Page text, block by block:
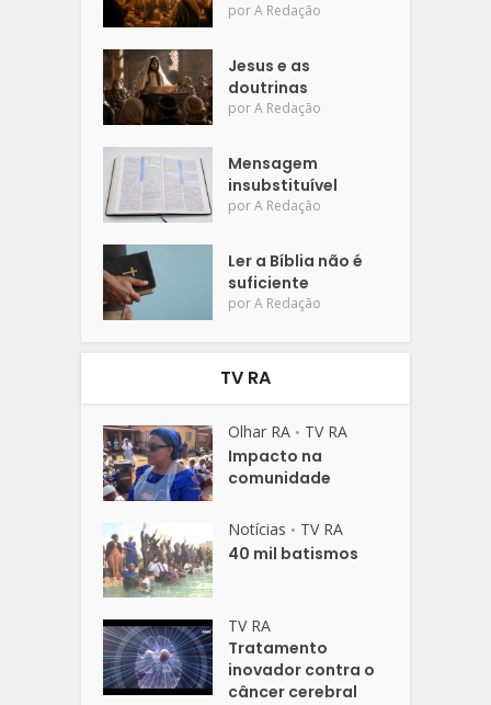
porA Redação
Jesus e as
doutrinas
porA Redação
Mensagem
insubstituível
porA Redação
Ler a Bíblia não é
suficiente
porA Redação
TV RA
Olhar RA • TV RA
Impacto na
comunidade
Notícias • TV RA
40 mil batismos
TV RA
Tratamento
inovador contra o
câncer cerebral